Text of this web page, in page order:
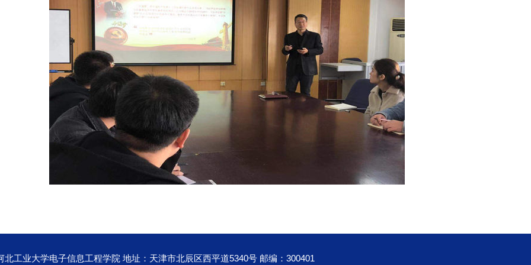
北工业大学电子信息工程学院 地址：天津市北辰区西平道5340号 邮编：300401